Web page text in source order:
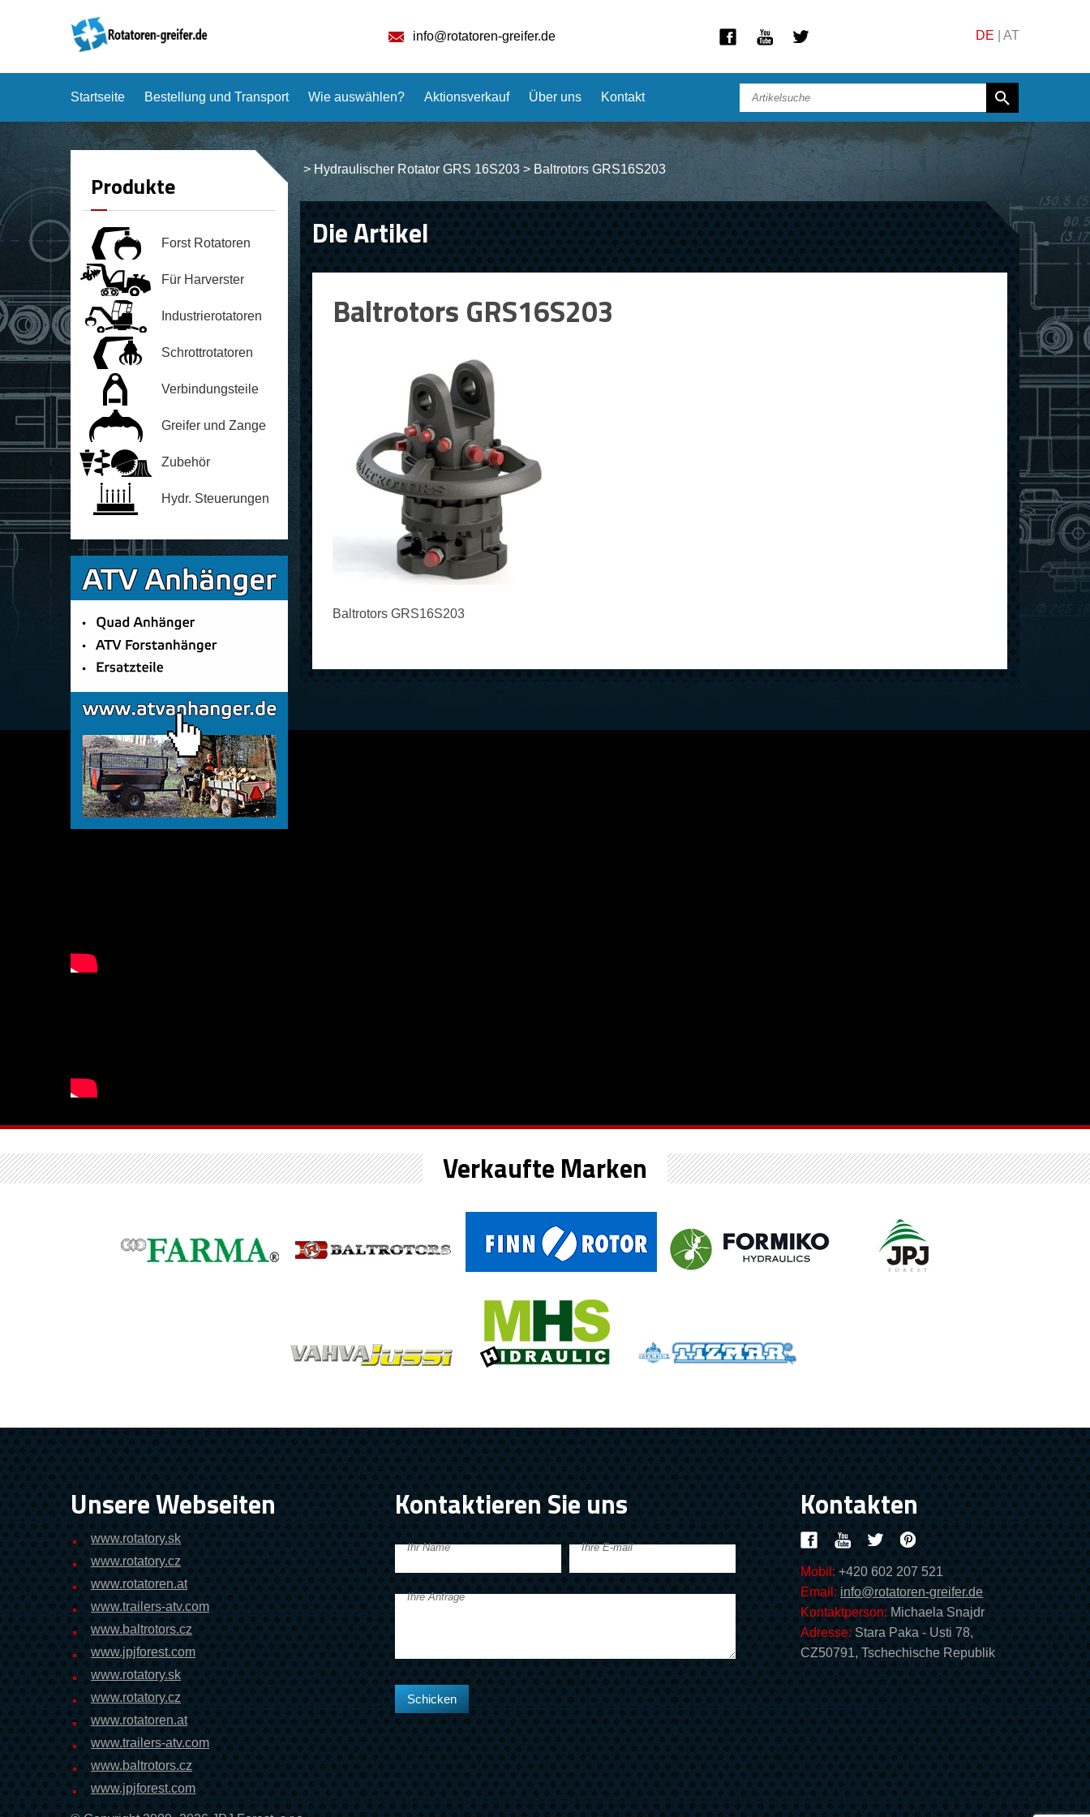
info@rotatoren-greifer.de DE AT
Startseite Bestellung und Transport Wie auswählen? Aktionsverkauf Über uns Kontakt
Produkte
Forst Rotatoren
Für Harverster
Industrierotatoren
Schrottrotatoren
Verbindungsteile
Greifer und Zange
Zubehör
Hydr. Steuerungen
> Hydraulischer Rotator GRS 16S203> Baltrotors GRS16S203
Die Artikel
Baltrotors GRS16S203
Baltrotors GRS16S203
Verkaufte Marken
Unsere Webseiten
www.rotatory.sk
www.rotatory.cz
www.rotatoren.at
www.trailers-atv.com
www.baltrotors.cz
www.jpjforest.com
www.rotatory.sk
www.rotatory.cz
www.rotatoren.at
www.trailers-atv.com
www.baltrotors.cz
www.jpjforest.com
Kontaktieren Sie uns
Ihr Name Ihre E-mail
Ihre Anfrage
Kontakten
Mobil:+420 602 207 521
Email: info@rotatoren-greifer.de
Kontaktperson:Michaela Snajdr
Adresse:Stara Paka - Usti 78,
CZ50791, Tschechische Republik